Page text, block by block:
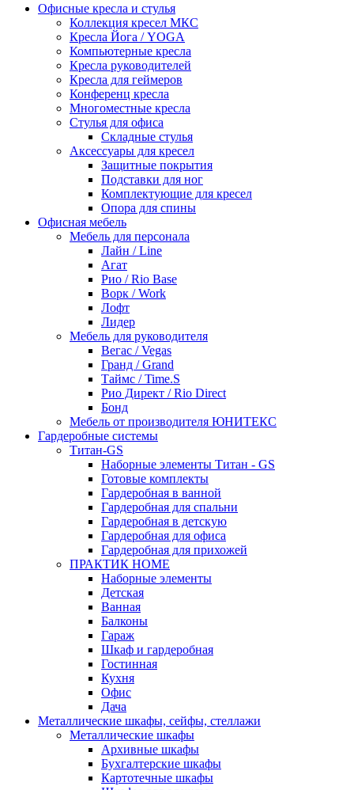
Офисные кресла и стулья
Коллекция кресел МКС
Кресла Йога / YOGA
Компьютерные кресла
Кресла руководителей
Кресла для геймеров
Конференц кресла
Многоместные кресла
Стулья для офиса
Складные стулья
Аксессуары для кресел
Защитные покрытия
Подставки для ног
Комплектующие для кресел
Опора для спины
Офисная мебель
Мебель для персонала
Лайн / Line
Агат
Рио / Rio Base
Ворк / Work
Лофт
Лидер
Мебель для руководителя
Вегас / Vegas
Гранд / Grand
Таймс / Time.S
Рио Директ / Rio Direct
Бонд
Мебель от производителя ЮНИТЕКС
Гардеробные системы
Титан-GS
Наборные элементы Титан - GS
Готовые комплекты
Гардеробная в ванной
Гардеробная для спальни
Гардеробная в детскую
Гардеробная для офиса
Гардеробная для прихожей
ПРАКТИК HOME
Наборные элементы
Детская
Ванная
Балконы
Гараж
Шкаф и гардеробная
Гостинная
Кухня
Офис
Дача
Металлические шкафы, сейфы, стеллажи
Металлические шкафы
Архивные шкафы
Бухгалтерские шкафы
Картотечные шкафы